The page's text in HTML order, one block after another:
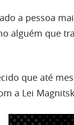
a pessoa
alguém que
que até
a Lei